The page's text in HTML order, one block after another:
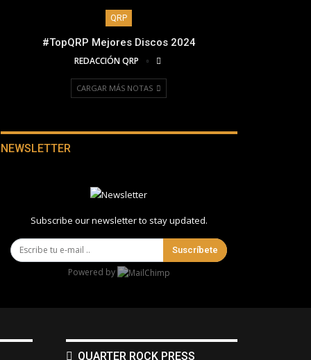
QRP
#TopQRP Mejores Discos 2024
REDACCIÓN QRP
CARGAR MÁS NOTAS
NEWSLETTER
Subscribe our newsletter to stay updated.
Suscríbete
Powered by
QUARTER ROCK PRESS